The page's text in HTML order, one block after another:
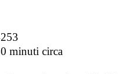
minuti circa